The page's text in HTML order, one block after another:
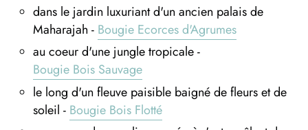
dans le jardin luxuriant d'un ancien palais de
Maharajah - Bougie Ecorces d'Agrumes
au coeur d'une jungle tropicale -
Bougie Bois Sauvage
le long d'un fleuve paisible baigné de fleurs et de
soleil - Bougie Bois Flotté